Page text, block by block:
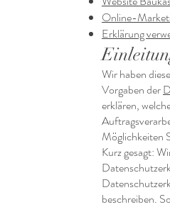
Online-
Erklärung
Wir haben
Vorgaben der
erklären,
Möglichkeiten
Kurz gesagt:
beschreiben.